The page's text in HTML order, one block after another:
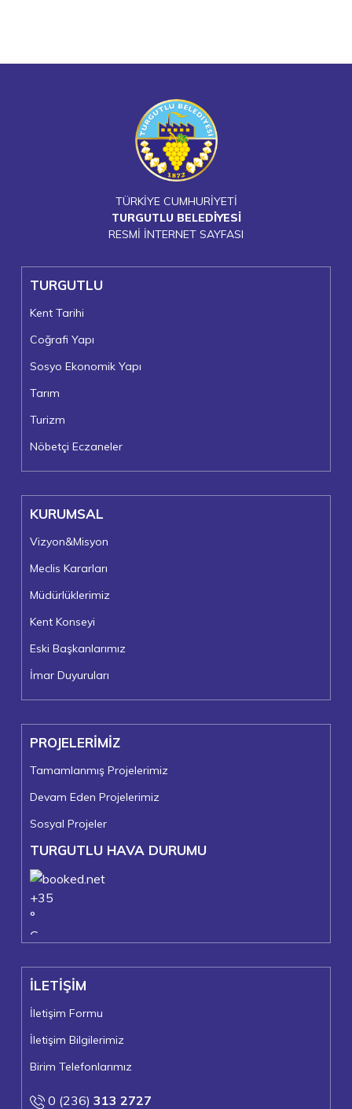
TÜRKİYE CUMHURİYETİ
TURGUTLU BELEDİYESİ
RESMİ İNTERNET SAYFASI
TURGUTLU
Kent Tarihi
Coğrafi Yapı
Sosyo Ekonomik Yapı
Tarım
Turizm
Nöbetçi Eczaneler
KURUMSAL
Vizyon&Misyon
Meclis Kararları
Müdürlüklerimiz
Kent Konseyi
Eski Başkanlarımız
İmar Duyuruları
PROJELERİMİZ
Tamamlanmış Projelerimiz
Devam Eden Projelerimiz
Sosyal Projeler
TURGUTLU HAVA DURUMU
+35
°
C
+24°
Turgutlu
Perşembe, 06
İLETİŞİM
İletişim Formu
İletişim Bilgilerimiz
Birim Telefonlarımız
0 (236) 313 2727